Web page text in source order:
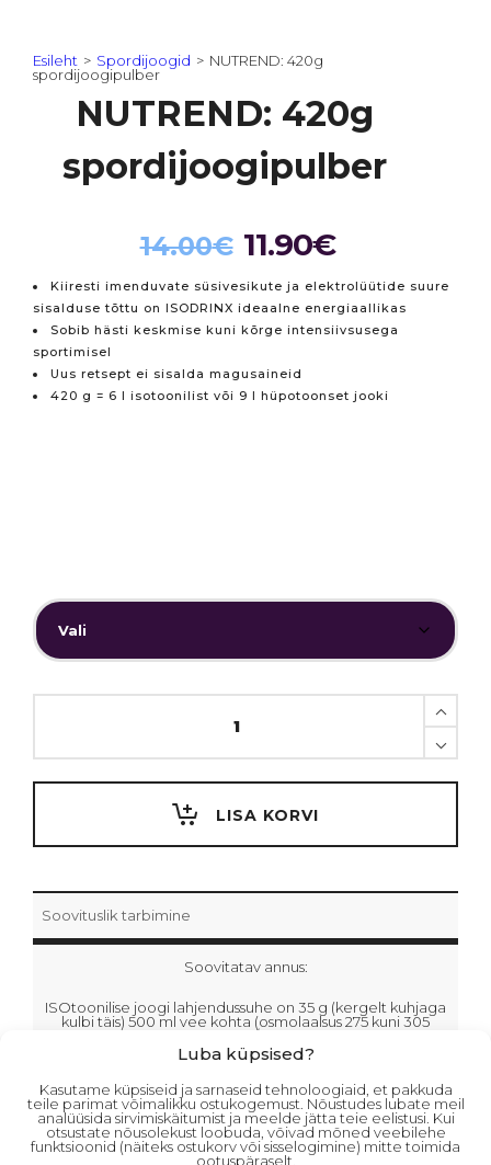
Luba küpsised?
Kasutame küpsiseid ja sarnaseid tehnoloogiaid, et pakkuda
teile parimat võimalikku ostukogemust. Nõustudes lubate meil
analüüsida sirvimiskäitumist ja meelde jätta teie eelistusi. Kui
otsustate nõusolekust loobuda, võivad mõned veebilehe
funktsioonid (näiteks ostukorv või sisselogimine) mitte toimida
ootuspäraselt.
Esileht > Spordijoogid > NUTREND: 420g
spordijoogipulber
NUTREND: 420g
spordijoogipulber
14.00€ Algne
hind
14.00€.
11.90€Praegune
hind
11.90€.
Kiiresti imenduvate süsivesikute ja elektrolüütide suure
sisalduse tõttu on ISODRINX ideaalne energiaallikas
Sobib hästi keskmise kuni kõrge intensiivsusega
sportimisel
Uus retsept ei sisalda magusaineid
420 g = 6 l isotoonilist või 9 l hüpotoonset jooki
NUTREND:
LISA KORVI
Soovituslik tarbimine
Soovitatav annus:
ISOtoonilise joogi lahjendussuhe on 35 g (kergelt kuhjaga
kulbi täis) 500 ml vee kohta (osmolaalsus 275 kuni 305
mOsm/kg).
(osmolaalsus alla 250 mOsm/kg).
Kasutamine: kergelt kuhjaga kulbi täis = ca. 35 g. Segage
veega vastavalt soovitatud annusele. Ärge kasutage
mineraalvett.